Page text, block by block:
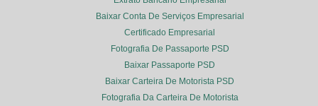
Baixar Conta De Serviços Empresarial
Certificado Empresarial
Fotografia De Passaporte PSD
Baixar Passaporte PSD
Baixar Carteira De Motorista PSD
Fotografia Da Carteira De Motorista